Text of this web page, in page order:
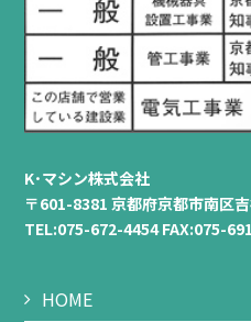
K･マシン株式会社
〒601-8381 京都府京都市南区
TEL:075-672-4454 FAX:075-
HOME